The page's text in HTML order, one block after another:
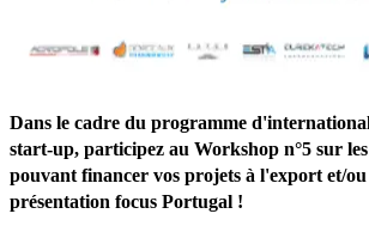
Dans le cadre du programme
start-up, participez au Workshop n°5 sur
pouvant financer vos projets à l'export et/ou
présentation focus Portugal !